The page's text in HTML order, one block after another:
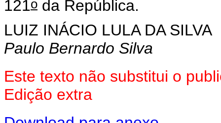
121o da República.
LUIZ INÁCIO LULA DA SILVA
Paulo Bernardo Silva
Este texto não substitui o
Edição extra